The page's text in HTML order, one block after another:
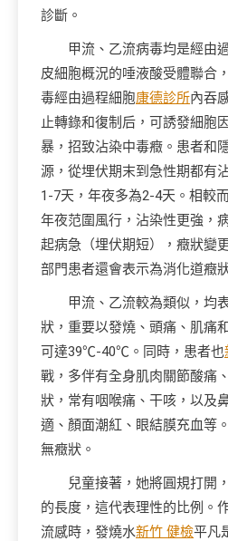
診斷。
甲流、乙流病毒均是經由
皮細胞概況的唾液酸受體聯合
毒經由過程細胞康德診所內吞
止轉錄和復制后，可誘發細胞
暴，招致沾染中毒癥。患者和
源，從埋伏期末到急性期都有
1-7天，年夜多為2-4天。相較
年夜范圍風行，沾染性更強，
起病急（埋伏期短），癥狀變
部門患者還會表示為消化道癥
甲流、乙流較為類似，均
狀，重要以發燒、頭痛、肌痛
可達39℃-40℃。同時，患者也
戰，多伴有全身肌肉關節酸痛
狀，常有咽喉痛、干咳，以及
適、顏面潮紅、眼結膜充血等
無癥狀。
兒童接著，她將圓規打開
的長度，這代表理性的比例。
流感時，發燒水新竹 健檢平凡